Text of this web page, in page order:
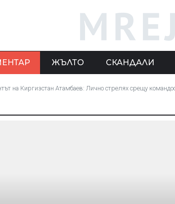
ЖЪЛТО СКАНДАЛИ
на Киргизстан Атамбаев: Лично стрелях срещу